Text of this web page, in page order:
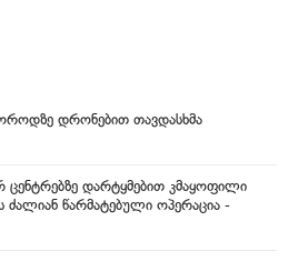
დრონებით თავდასხმა
დარტყმებით კმაყოფილი
ძალიან წარმატებული ოპერაცია -